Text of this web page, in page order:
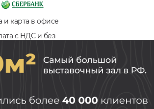
и карта в офисе
с НДС и без